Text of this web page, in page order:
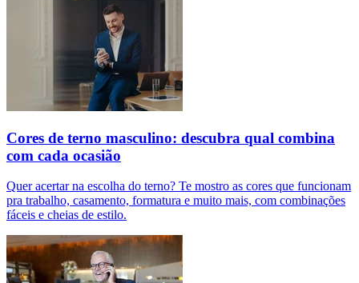
Cores de terno masculino: descubra qual combina
com cada ocasião
Quer acertar na escolha do terno? Te mostro as cores que funcionam
pra trabalho, casamento, formatura e muito mais, com combinações
fáceis e cheias de estilo.